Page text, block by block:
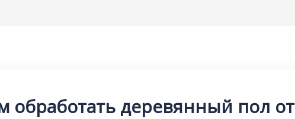
обработать деревянный пол от